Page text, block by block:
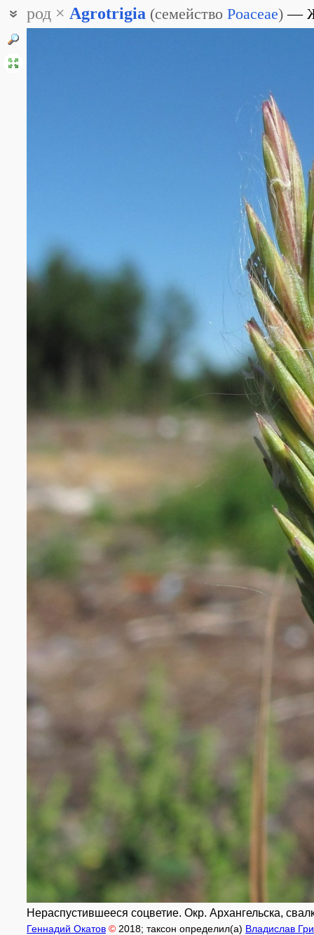
род × Agrotrigia (семейство Poaceae)
Нераспустившееся соцветие. Окр. Архангельска,
Геннадий Окатов © 2018; таксон определил(а) Владислав